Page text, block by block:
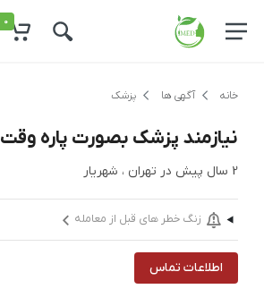
0
خانه آگهی ها پزشک
نیازمند پزشک بصورت پاره وقت
2 سال پیش در تهران ، شهريار
زنگ خطر های قبل از معامله
اطلاعات تماس